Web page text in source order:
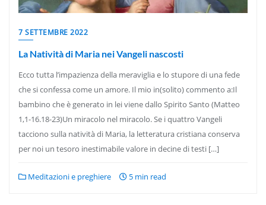
7 SETTEMBRE 2022
La Natività di Maria nei Vangeli nascosti
Ecco tutta l’impazienza della meraviglia e lo stupore di una fede
che si confessa come un amore. Il mio in(solito) commento a:Il
bambino che è generato in lei viene dallo Spirito Santo (Matteo
1,1-16.18-23)Un miracolo nel miracolo. Se i quattro Vangeli
tacciono sulla natività di Maria, la letteratura cristiana conserva
per noi un tesoro inestimabile valore in decine di testi […]
Meditazioni e preghiere 5 min read